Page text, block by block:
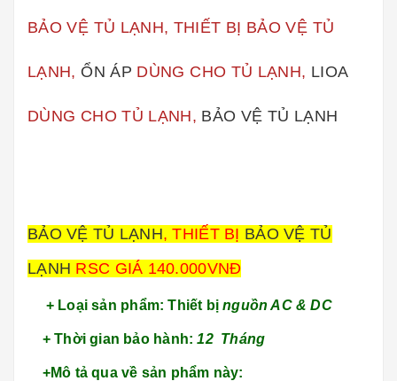
BẢO VỆ TỦ LẠNH, THIẾT BỊ BẢO VỆ TỦ
LẠNH, ỔN ÁP DÙNG CHO TỦ LẠNH, LIOA
DÙNG CHO TỦ LẠNH, BẢO VỆ TỦ LẠNH
BẢO VỆ TỦ LẠNH, THIẾT BỊ BẢO VỆ TỦ
LẠNH RSC GIÁ 140.000VNĐ
+ Loại sản phẩm: Thiết bịnguồn AC & DC
+ Thời gian bảo hành:12 Tháng
+Mô tả qua về sản phẩm này: